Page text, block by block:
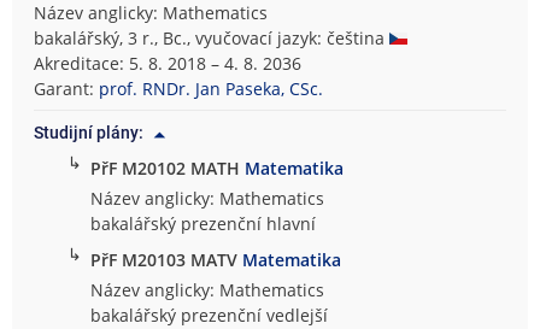
Název anglicky: Mathematics
bakalářský, 3 r., Bc., vyučovací jazyk: čeština
Akreditace: 5. 8. 2018 – 4. 8. 2036
Garant: prof. RNDr. Jan Paseka, CSc.
Studijní plány:
↳ PřF M20102 MATH Matematika
Název anglicky: Mathematics
bakalářský prezenční hlavní
↳ PřF M20103 MATV Matematika
Název anglicky: Mathematics
bakalářský prezenční vedlejší